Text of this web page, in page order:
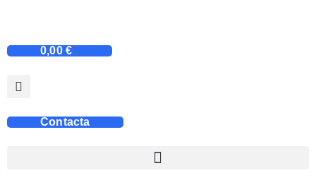
0,00 €
Contacta